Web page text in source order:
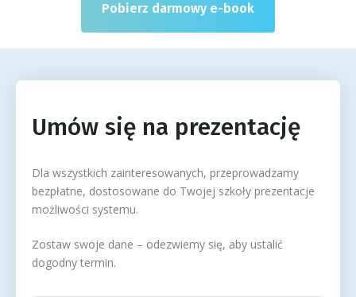
Pobierz darmowy e-book
Umów się na prezentację
Dla wszystkich zainteresowanych, przeprowadzamy
bezpłatne, dostosowane do Twojej szkoły prezentacje
możliwości systemu.
Zostaw swoje dane – odezwiemy się, aby ustalić
dogodny termin.